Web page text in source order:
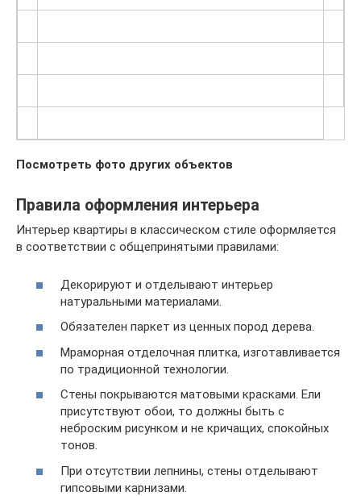
Посмотреть фото других объектов
Правила оформления интерьера
Интерьер квартиры в классическом стиле оформляется
в соответствии с общепринятыми правилами:
Декорируют и отделывают интерьер
натуральными материалами.
Обязателен паркет из ценных пород дерева.
Мраморная отделочная плитка, изготавливается
по традиционной технологии.
Стены покрываются матовыми красками. Ели
присутствуют обои, то должны быть с
неброским рисунком и не кричащих, спокойных
тонов.
При отсутствии лепнины, стены отделывают
гипсовыми карнизами.